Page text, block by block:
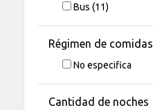
Bus (11)
Régimen de comidas
No especifica
Cantidad de noches